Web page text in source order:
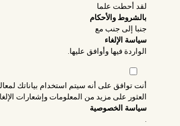
لقد أحطت علما
بالشروط والأحكام
جنبا إلى جنب مع
سياسة الإلغاء
الواردة فيها وأوافق عليها.
أنت توافق على أنه سيتم استخدام بياناتك
العثور على مزيد من المعلومات وإشعارات
سياسة الخصوصية
.